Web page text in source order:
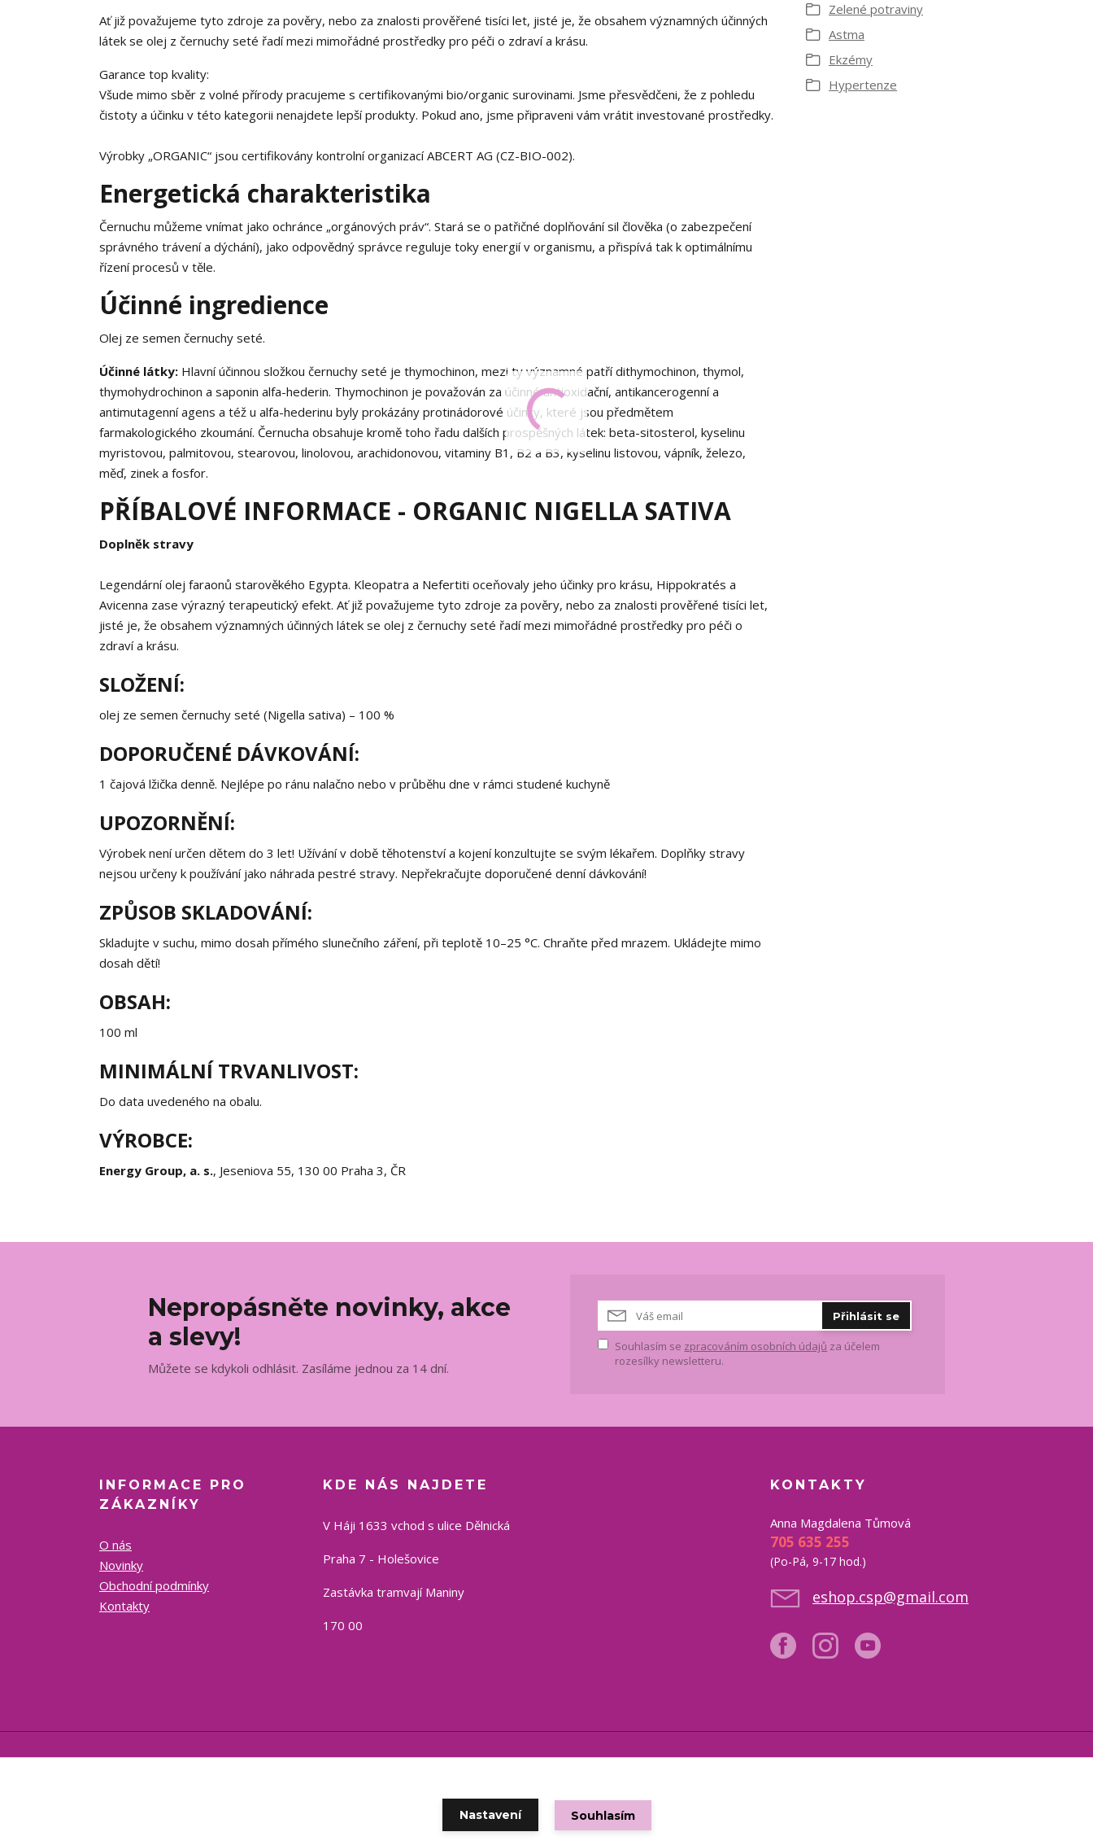
Ať již považujeme tyto zdroje za pověry, nebo za znalosti prověřené tisíci let, jisté je, že obsahem významných účinných
látek se olej z černuchy seté řadí mezi mimořádné prostředky pro péči o zdraví a krásu.
Garance top kvality:
Všude mimo sběr z volné přírody pracujeme s certifikovanými bio/organic surovinami. Jsme přesvědčeni, že z pohledu
čistoty a účinku v této kategorii nenajdete lepší produkty. Pokud ano, jsme připraveni vám vrátit investované prostředky.
Výrobky „ORGANIC“ jsou certifikovány kontrolní organizací ABCERT AG (CZ-BIO-002).
Energetická charakteristika
Černuchu můžeme vnímat jako ochránce „orgánových práv“. Stará se o patřičné doplňování sil člověka (o zabezpečení
správného trávení a dýchání), jako odpovědný správce reguluje toky energií v organismu, a přispívá tak k optimálnímu
řízení procesů v těle.
Účinné ingredience
Olej ze semen černuchy seté.
Účinné látky: Hlavní účinnou složkou černuchy seté je thymochinon, mezi ty významné patří dithymochinon, thymol,
thymohydrochinon a saponin alfa-hederin. Thymochinon je považován za účinné antioxidační, antikancerogenní a
antimutagenní agens a též u alfa-hederinu byly prokázány protinádorové účinky, které jsou předmětem
farmakologického zkoumání. Černucha obsahuje kromě toho řadu dalších prospěšných látek: beta-sitosterol, kyselinu
myristovou, palmitovou, stearovou, linolovou, arachidonovou, vitaminy B1, B2 a B3, kyselinu listovou, vápník, železo,
měď, zinek a fosfor.
PŘÍBALOVÉ INFORMACE - ORGANIC NIGELLA SATIVA
Doplněk stravy
Legendární olej faraonů starověkého Egypta. Kleopatra a Nefertiti oceňovaly jeho účinky pro krásu, Hippokratés a
Avicenna zase výrazný terapeutický efekt. Ať již považujeme tyto zdroje za pověry, nebo za znalosti prověřené tisíci let,
jisté je, že obsahem významných účinných látek se olej z černuchy seté řadí mezi mimořádné prostředky pro péči o
zdraví a krásu.
SLOŽENÍ:
olej ze semen černuchy seté (Nigella sativa) – 100 %
DOPORUČENÉ DÁVKOVÁNÍ:
1 čajová lžička denně. Nejlépe po ránu nalačno nebo v průběhu dne v rámci studené kuchyně
UPOZORNĚNÍ:
Výrobek není určen dětem do 3 let! Užívání v době těhotenství a kojení konzultujte se svým lékařem. Doplňky stravy
nejsou určeny k používání jako náhrada pestré stravy. Nepřekračujte doporučené denní dávkování!
ZPŮSOB SKLADOVÁNÍ:
Skladujte v suchu, mimo dosah přímého slunečního záření, při teplotě 10–25 °C. Chraňte před mrazem. Ukládejte mimo
dosah dětí!
OBSAH:
100 ml
MINIMÁLNÍ TRVANLIVOST:
Do data uvedeného na obalu.
VÝROBCE:
Energy Group, a. s., Jeseniova 55, 130 00 Praha 3, ČR
Zelené potraviny
Astma
Ekzémy
Hypertenze
Nepropásněte novinky, akce
a slevy!
Můžete se kdykoli odhlásit. Zasíláme jednou za 14 dní.
Přihlásit se
Souhlasím se zpracováním osobních údajů za účelem
rozesílky newsletteru.
INFORMACE PRO
ZÁKAZNÍKY
O nás
Novinky
Obchodní podmínky
Kontakty
KDE NÁS NAJDETE
V Háji 1633 vchod s ulice Dělnická
Praha 7 - Holešovice
Zastávka tramvají Maniny
170 00
KONTAKTY
Anna Magdalena Tůmová
705 635 255
(Po-Pá, 9-17 hod.)
eshop.csp@gmail.com
Vytvořeno na
Eshop-rychle.cz
Nastavení Souhlasím